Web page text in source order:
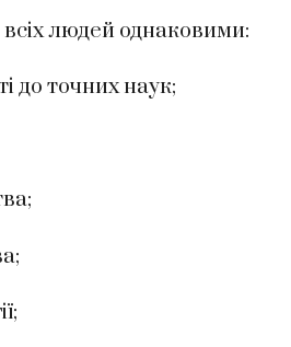
людей однаковими:
до точних наук;